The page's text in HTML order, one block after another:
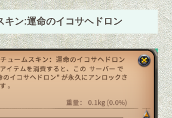
キン:運命のイコサヘドロン